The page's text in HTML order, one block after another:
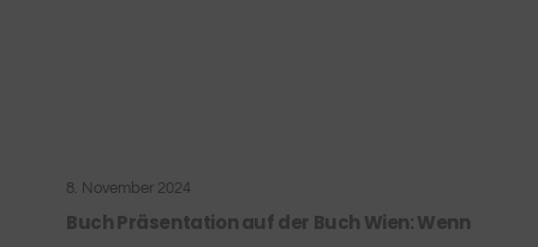
8. November 2024
Buch Präsentation auf der Buch Wien: Wenn